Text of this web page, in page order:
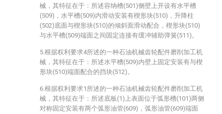
械，其特征在于：所述容纳槽(501)侧壁上开设有水平槽
(509)，水平槽(509)内滑动安装有楔形块(510)，升降柱
(502)底面与楔形块(510)的倾斜面滑动配合，楔形块(510)
与水平槽(509)端面之间固定连接有缓冲辅助弹簧(511)。
5.根据权利要求4所述的一种石油机械齿轮配件磨削加工机
械，其特征在于：所述水平槽(509)内壁上固定安装有与楔
形块(510)端面配合的挡块(512)。
6.根据权利要求1所述的一种石油机械齿轮配件磨削加工机
械，其特征在于：所述底板(1)上表面位于弧形槽(101)两侧
对称固定安装有两个弧形油管(609)，弧形油管(609)端面